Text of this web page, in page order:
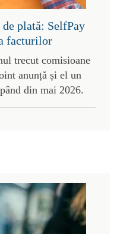
plată: SelfPay
facturilor
trecut comisioane
anunță și el un
din mai 2026.